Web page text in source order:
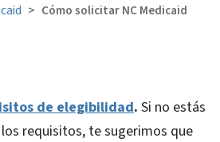
Cómo solicitar NC Medicaid
de elegibilidad. Si no estás
requisitos, te sugerimos que